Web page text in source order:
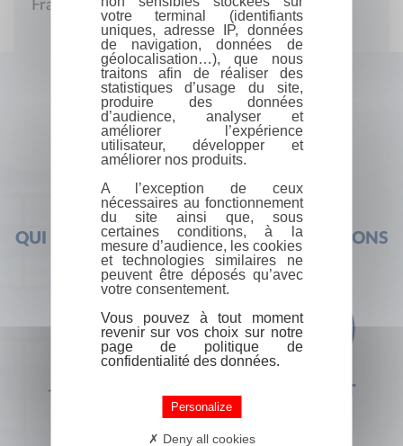
France
QUI SOMMES-NOUS ? FOIRE AUX QUESTIONS
+33 (0) 1 44 41 29 19 CONTACT
votre terminal (identifiants
uniques, adresse IP, données
de navigation, données de
géolocalisation…), que nous
traitons afin de réaliser des
statistiques d’usage du site,
produire des données
d’audience, analyser et
améliorer l’expérience
utilisateur, développer et
améliorer nos produits.
A l’exception de ceux
nécessaires au fonctionnement
du site ainsi que, sous
certaines conditions, à la
mesure d’audience, les cookies
et technologies similaires ne
peuvent être déposés qu’avec
votre consentement.
Vous pouvez à tout moment
revenir sur vos choix sur notre
page de politique de
confidentialité des données.
Personalize
Deny all cookies